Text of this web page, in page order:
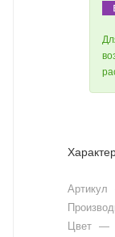
Артикул
Цвет —